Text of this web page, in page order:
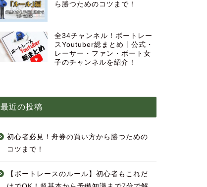
ら勝つためのコツまで！
全34チャンネル！ボートレー
スYoutuber総まとめ丨公式・
レーサー・ファン・ボート女
子のチャンネルを紹介！
最近の投稿
初心者必見！舟券の買い方から勝つための
コツまで！
【ボートレースのルール】初心者もこれだ